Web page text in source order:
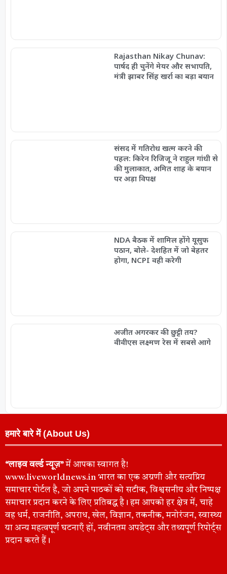
Rajasthan Nikay Chunav:
पार्षद ही चुनेंगे मेयर और सभापति,
मंत्री झाबर सिंह खर्रा का बड़ा बयान
संसद में गतिरोध खत्म करने की
पहल: किरेन रिजिजू ने राहुल गांधी से
की मुलाकात, अमित शाह के बयान
पर अड़ा विपक्ष
NDA बैठक में शामिल होंगे यूसुफ
पठान, बोले- देशहित में जो बेहतर
होगा, NCPI वही करेगी
अजीत अगरकर की छुट्टी तय?
वीवीएस लक्ष्मण रेस में सबसे आगे
हमारे बारे में (About Us)
“लाइव वर्ल्ड न्यूज़”में आपका स्वागत है!
www.liveworldnews.in भारत का एक अग्रणी और सत्यप्रिय
समाचार पोर्टल है, जो अपने पाठकों को सटीक, विश्वसनीय और निष्पक्ष
समाचार प्रदान करने के लिए प्रतिबद्ध है। हम आपको हर क्षेत्र में, चाहे
वह धर्म, राजनीति, अपराध, खेल, विज्ञान, तकनीक, मनोरंजन, स्वास्थ्य
या अन्य महत्वपूर्ण घटनाएँ हों, नवीनतम अपडेट्स और तथ्यपूर्ण रिपोर्ट्स
प्रदान करते हैं।